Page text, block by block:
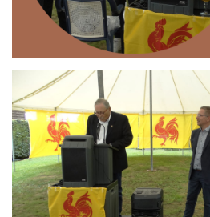
Branding
ARMCHAIR